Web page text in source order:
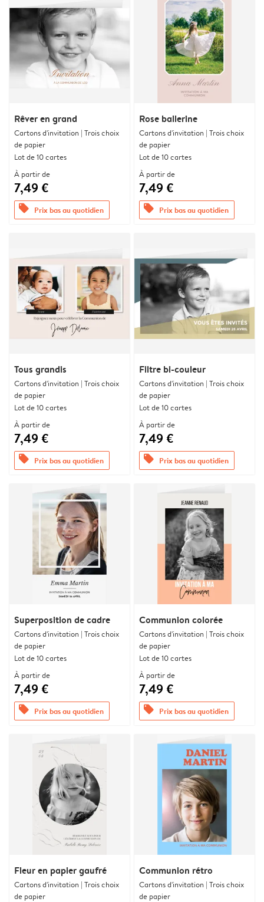
Rêver en grand
Cartons d'invitation | Trois choix
de papier
Lot de 10 cartes
À partir de
7,49 €
offers Prix bas au quotidien
Rose ballerine
Cartons d'invitation | Trois choix
de papier
Lot de 10 cartes
À partir de
7,49 €
offers Prix bas au quotidien
Tous grandis
Cartons d'invitation | Trois choix
de papier
Lot de 10 cartes
À partir de
7,49 €
offers Prix bas au quotidien
Filtre bi-couleur
Cartons d'invitation | Trois choix
de papier
Lot de 10 cartes
À partir de
7,49 €
offers Prix bas au quotidien
Superposition de cadre
Cartons d'invitation | Trois choix
de papier
Lot de 10 cartes
À partir de
7,49 €
offers Prix bas au quotidien
Communion colorée
Cartons d'invitation | Trois choix
de papier
Lot de 10 cartes
À partir de
7,49 €
offers Prix bas au quotidien
Fleur en papier gaufré
Cartons d'invitation | Trois choix
de papier
Communion rétro
Cartons d'invitation | Trois choix
de papier